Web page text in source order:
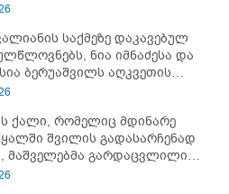
დანაშაული” - რას ამბობს
საქმეზე დაკავებულ
ნია იმნაძესა და
ბერუაშვილს აღკვეთის
სახით პატიმრობა
ქალი, რომელიც მდინარე
შვილის გადასარჩენად
მაშველებმა გარდაცვლილი